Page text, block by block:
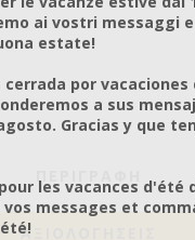
ΠΕΡΙΓΡΑΦΗ
ΑΞΙΟΛΟΓΉΣΕΙΣ
ai vostri messaggi
estate!
cerrada por vacaciones
a sus
Gracias y que
les vacances d'été
messages et